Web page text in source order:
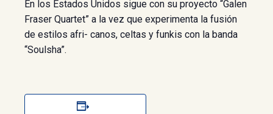
En los Estados Unidos sigue con su proyecto “Galen
Fraser Quartet” a la vez que experimenta la fusión
de estilos afri- canos, celtas y funkis con la banda
“Soulsha”.